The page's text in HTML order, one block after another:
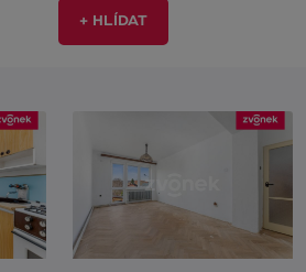
+ HLÍDAT